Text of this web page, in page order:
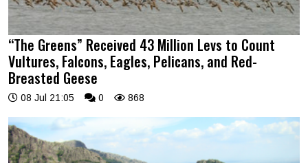
“The Greens” Received 43 Million Levs to Count
Vultures, Falcons, Eagles, Pelicans, and Red-
Breasted Geese
08 Jul 21:05 0 868